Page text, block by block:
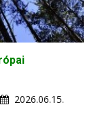
2026.06.15.